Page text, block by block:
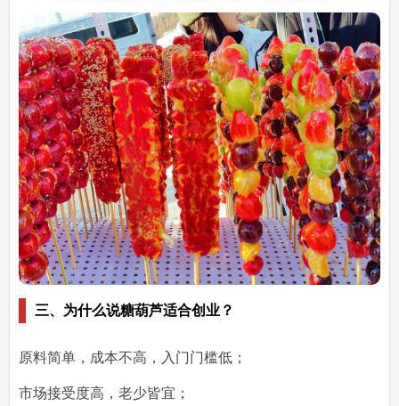
三、为什么说糖葫芦适合创业？
原料简单，成本不高 ，入门门槛低；
市场接受度高 ，老少皆宜；